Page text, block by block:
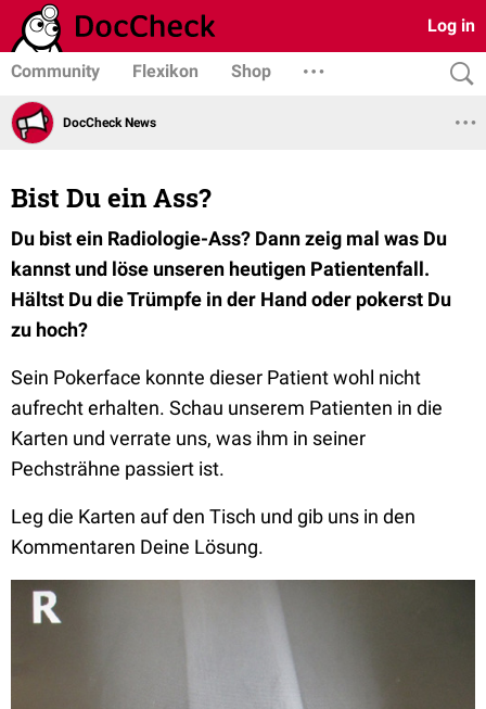
Log in
Community Flexikon Shop
DocCheck News
Bist Du ein Ass?
Du bist ein Radiologie-Ass? Dann zeig mal was Du
kannst und löse unseren heutigen Patientenfall.
Hältst Du die Trümpfe in der Hand oder pokerst Du
zu hoch?
Sein Pokerface konnte dieser Patient wohl nicht
aufrecht erhalten. Schau unserem Patienten in die
Karten und verrate uns, was ihm in seiner
Pechsträhne passiert ist.
Leg die Karten auf den Tisch und gib uns in den
Kommentaren Deine Lösung.